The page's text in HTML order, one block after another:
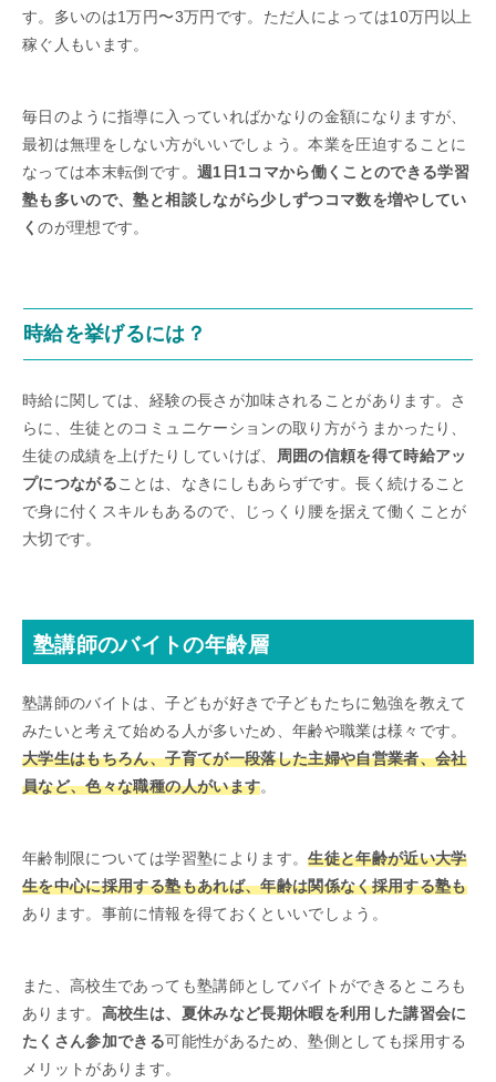
す。多いのは1万円〜3万円です。ただ人によっては10万円以上
稼ぐ人もいます。
毎日のように指導に入っていればかなりの金額になりますが、
最初は無理をしない方がいいでしょう。本業を圧迫することに
なっては本末転倒です。 週1日1コマから働くことのできる学習
塾も多いので、塾と相談しながら少しずつコマ数を増やしてい
くのが理想です。
時給を挙げるには？
時給に関しては、経験の長さが加味されることがあります。さ
らに、生徒とのコミュニケーションの取り方がうまかったり、
生徒の成績を上げたりしていけば、 周囲の信頼を得て時給アッ
プにつながることは、なきにしもあらずです。長く続けること
で身に付くスキルもあるので、じっくり腰を据えて働くことが
大切です。
塾講師のバイトの年齢層
塾講師のバイトは、子どもが好きで子どもたちに勉強を教えて
みたいと考えて始める人が多いため、年齢や職業は様々です。
大学生はもちろん、子育てが一段落した主婦や自営業者、会社
員など、色々な職種の人がいます。
年齢制限については学習塾によります。生徒と年齢が近い大学
生を中心に採用する塾もあれば、年齢は関係なく採用する塾も
あります。事前に情報を得ておくといいでしょう。
また、高校生であっても塾講師としてバイトができるところも
あります。 高校生は、夏休みなど長期休暇を利用した講習会に
たくさん参加できる可能性があるため、塾側としても採用する
メリットがあります。